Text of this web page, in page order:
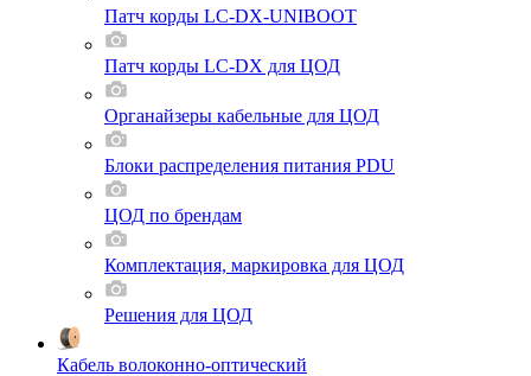
Патч корды LC-DX-UNIBOOT
Патч корды LC-DX для ЦОД
Органайзеры кабельные для ЦОД
Блоки распределения питания PDU
ЦОД по брендам
Комплектация, маркировка для ЦОД
Решения для ЦОД
Кабель волоконно-оптический